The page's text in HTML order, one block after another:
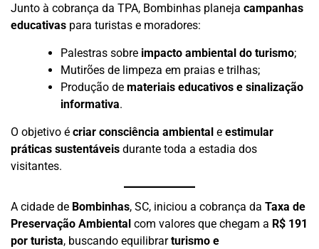
Junto à cobrança da TPA, Bombinhas planeja campanhas
educativas para turistas e moradores:
Palestras sobre impacto ambiental do turismo;
Mutirões de limpeza em praias e trilhas;
Produção de materiais educativos e sinalização
informativa.
O objetivo é criar consciência ambiental e estimular
práticas sustentáveis durante toda a estadia dos
visitantes.
A cidade de Bombinhas, SC, iniciou a cobrança da Taxa de
Preservação Ambiental com valores que chegam a R$ 191
por turista, buscando equilibrarturismo e